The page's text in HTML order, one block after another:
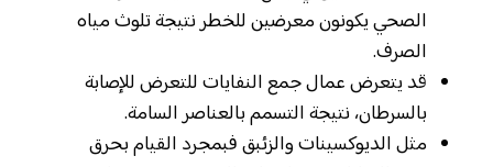
الصحي يكونون معرضين للخطر نتيجة تلوث مياه
الصرف.
قد يتعرض عمال جمع النفايات للتعرض للإصابة
بالسرطان، نتيجة التسمم بالعناصر السامة.
مثل الديوكسينات والزئبق فبمجرد القيام بحرق